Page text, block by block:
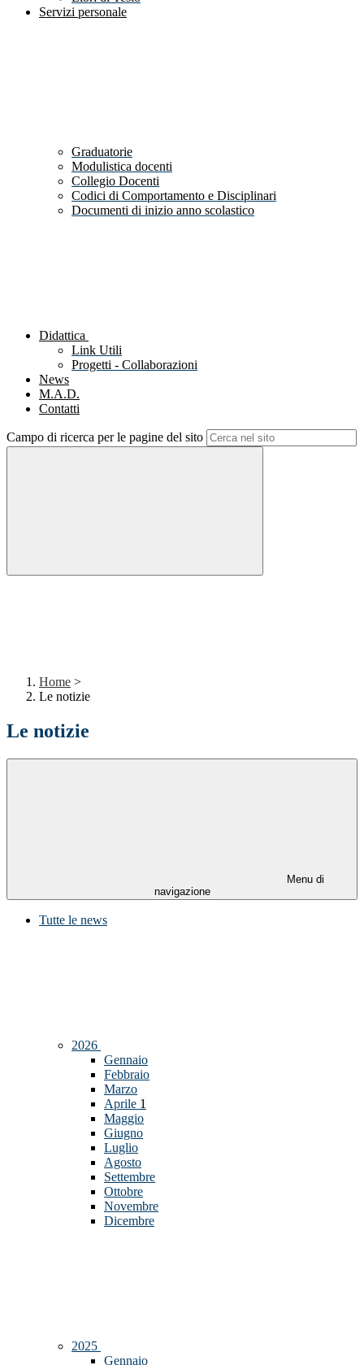
Servizi personale
Graduatorie
Modulistica docenti
Collegio Docenti
Codici di Comportamento e Disciplinari
Documenti di inizio anno scolastico
Didattica
Link Utili
Progetti - Collaborazioni
News
M.A.D.
Contatti
Campo di ricerca per le pagine del sito
Home >
Le notizie
Le notizie
Menu di
navigazione
Tutte le news
2026
Gennaio
Febbraio
Marzo
Aprile 1
Maggio
Giugno
Luglio
Agosto
Settembre
Ottobre
Novembre
Dicembre
2025
Gennaio